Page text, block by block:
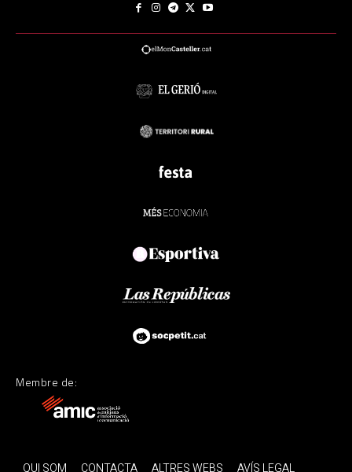
Membre de:
QUI SOM CONTACTA ALTRES WEBS AVÍS LEGAL